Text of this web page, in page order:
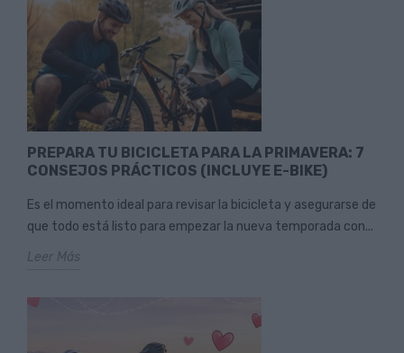
PREPARA TU BICICLETA PARA LA PRIMAVERA: 7
CONSEJOS PRÁCTICOS (INCLUYE E-BIKE)
Es el momento ideal para revisar la bicicleta y asegurarse de
que todo está listo para empezar la nueva temporada con...
Leer Más